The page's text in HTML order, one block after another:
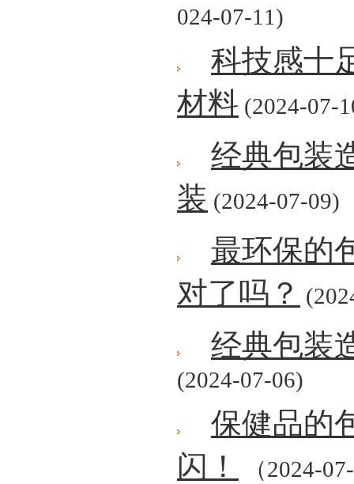
024-07-11)
科技感十
材料 (2024-07-
经典包装
装 (2024-07-09)
最环保的
对了吗？
经典包装
(2024-07-06)
保健品的
闪！
（2024-